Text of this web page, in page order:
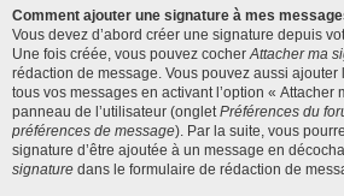
Comment ajouter une signature à mes
Vous devez d’abord créer une signature depuis
Une fois créée, vous pouvez cocherAttacher ma
rédaction de message. Vous pouvez aussi
tous vos messages en activant l’option « Attacher
panneau de l’utilisateur (ongletPréférences du
préférences de message). Par la suite, vous
signature d’être ajoutée à un message en
signature dans le formulaire de rédaction de